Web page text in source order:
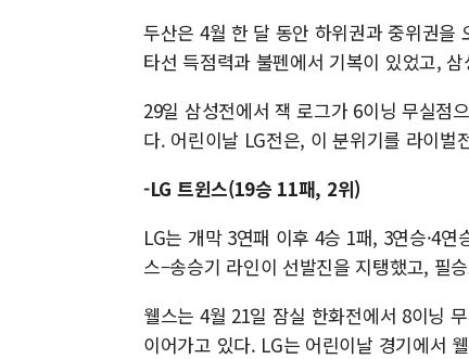
두산은 4월 한 달 동안 하위권과 중위권을
타선 득점력과 불펜에서 기복이 있었고,
29일 삼성전에서 잭 로그가 6이닝 무실점
다. 어린이날 LG전은, 이 분위기를 라이
-LG 트윈스(19승 11패, 2위)
LG는 개막 3연패 이후 4승 1패, 3연승·4
스–송승기 라인이 선발진을 지탱했고, 필
웰스는 4월 21일 잠실 한화전에서 8이닝
이어가고 있다. LG는 어린이날 경기에서